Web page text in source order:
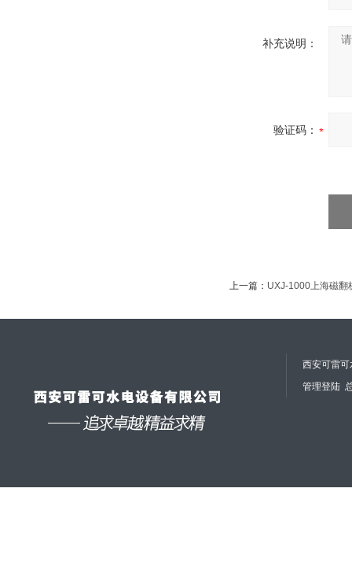
补充说明：
验证码：
上一篇： UXJ-1000上海磁翻
西安可雷
管理登陆